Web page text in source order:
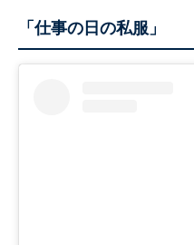
「仕事の日の私服」